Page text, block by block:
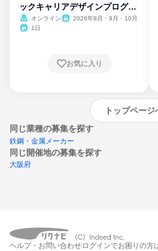
ックキャリアデザインプログラ
ム
オンライン
2026年8月・9月・10月
1日
お気に入り
トップページ
同じ業種の募集を探す
鉄鋼・金属メーカー
同じ開催地の募集を探す
大阪府
エントリーするとプロ
受け取れるよう
ヘルプ・お問い合わせ ログインでお困りの方